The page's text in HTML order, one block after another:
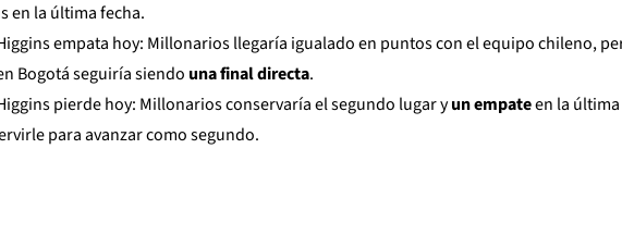
en la última fecha.
empata hoy: Millonarios llegaría igualado en puntos con el equipo chileno,
Bogotá seguiría siendo una final directa.
pierde hoy: Millonarios conservaría el segundo lugar yun empateen la
para avanzar como segundo.